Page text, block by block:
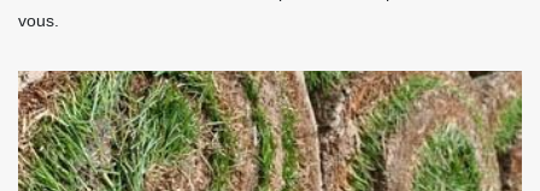
vous.